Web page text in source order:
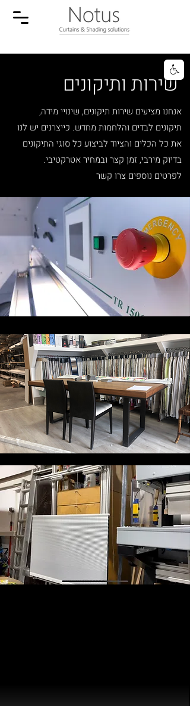
שירות ותיקונים
אנחנו מציעים שירות תיקונים, שינויי מידה,
תיקונים לבדים והלחמות מחדש. כייצרנים יש לנו
את כל הכלים והציוד לביצוע כל סוגי התיקונים
בדיוק מירבי, זמן קצר ובמחיר אטרקטיבי.
לפרטים נוספים צרו קשר